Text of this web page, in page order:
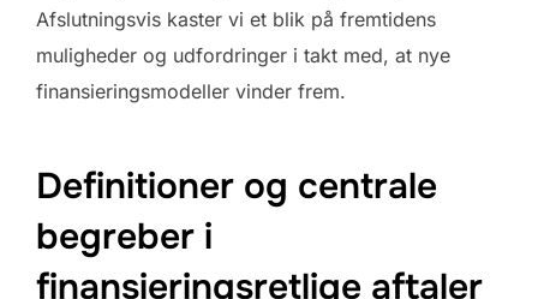
Afslutningsvis kaster vi et blik på fremtidens
muligheder og udfordringer i takt med, at nye
finansieringsmodeller vinder frem.
Definitioner og centrale
begreber i
finansieringsretlige aftaler